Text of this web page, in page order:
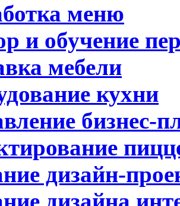
меню
и обучение
мебели
кухни
бизнес-
дизайн-